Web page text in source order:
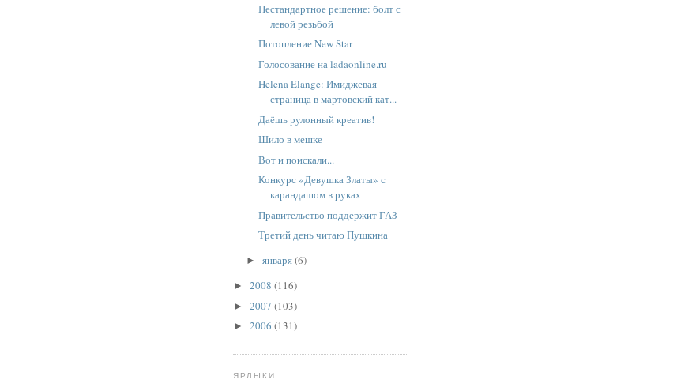
Нестандартное решение: болт с
левой резьбой
Потопление New Star
Голосование на ladaonline.ru
Helena Elange: Имиджевая
страница в мартовский кат...
Даёшь рулонный креатив!
Шило в мешке
Вот и поискали...
Конкурс «Девушка Златы» с
карандашом в руках
Правительство поддержит ГАЗ
Третий день читаю Пушкина
► января(6)
► 2008 (116)
► 2007 (103)
► 2006 (131)
ЯРЛЫКИ